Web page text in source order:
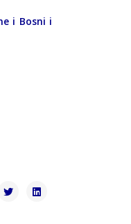
i Bosni i